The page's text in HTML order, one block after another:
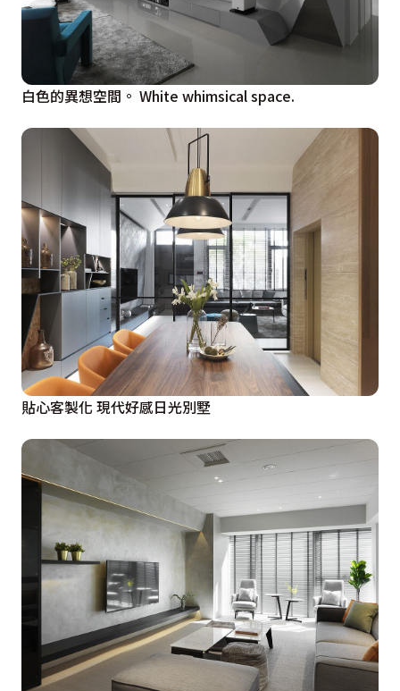
白色的異想空間。 White whimsical space.
貼心客製化 現代好感日光別墅